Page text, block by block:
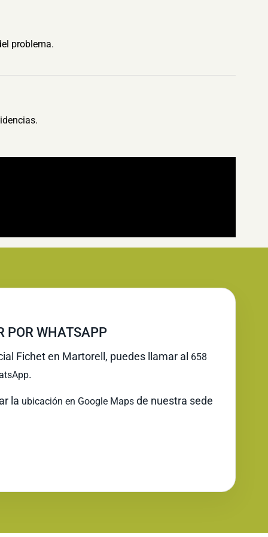
problema.
POR WHATSAPP
Fichet en Martorell, puedes llamar al 658
.
la ubicación en Google Maps de nuestra sede